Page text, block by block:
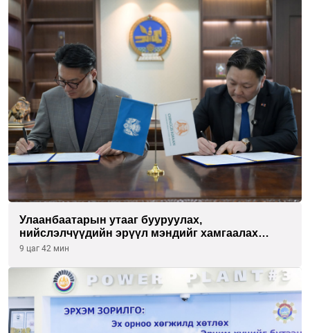
Улаанбаатарын утааг бууруулах,
нийслэлчүүдийн эрүүл мэндийг хамгаалах
төслийг “Чингис хаан баялгийн сан нэгдэл” ХХК-
9 цаг 42 мин